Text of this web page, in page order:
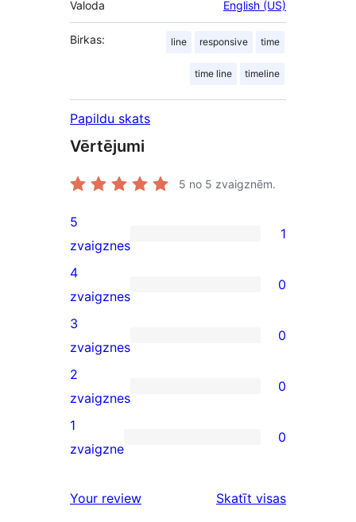
Valoda English (US)
Birkas: line responsive time
time line timeline
Papildu skats
Vērtējumi
5 no 5 zvaigznēm.
1
5-
star
review
5
zvaigznes
1
0
4-
star
reviews
4
zvaigznes
0
0
3-
star
reviews
3
zvaigznes
0
0
2-
star
2
zvaigznes
0
0
star
1
zvaigzne
0
Your review
Skatīt visas